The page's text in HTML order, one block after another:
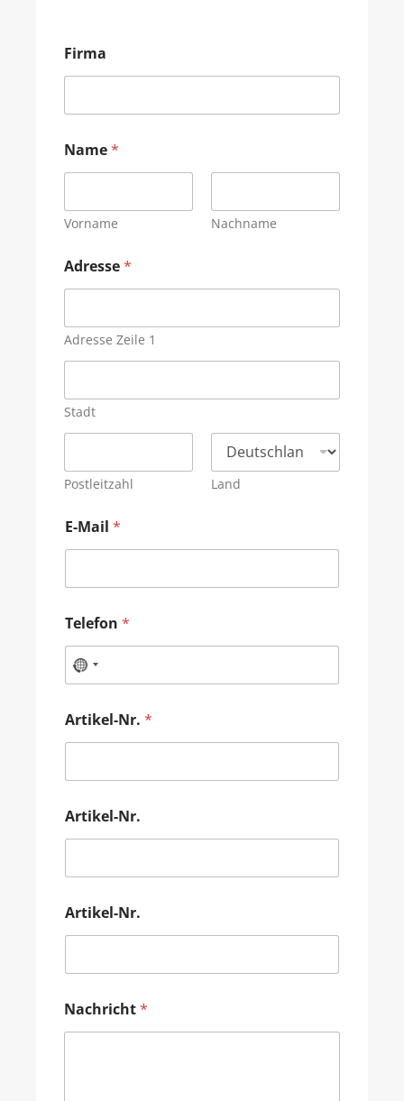
Firma
Name*
Vorname Nachname
Adresse*
Adresse Zeile 1
Stadt
Postleitzahl Land
E-Mail *
Telefon *
Artikel-Nr. *
Artikel-Nr.
Artikel-Nr.
Nachricht*